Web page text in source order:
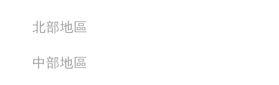
北部地區
中部地區